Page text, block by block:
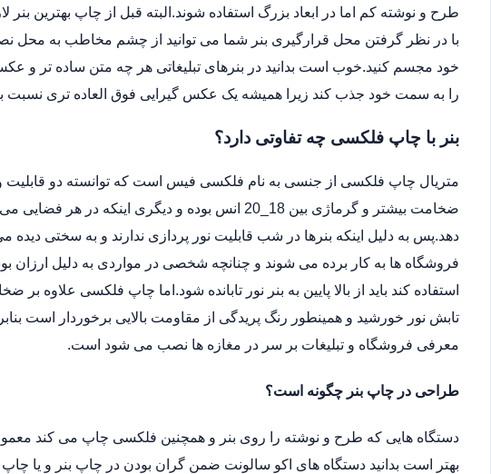
طرح و نوشته کم اما در ابعاد بزرگ استفاده شوند.البته قبل از چاپ بهترین
با در نظر گرفتن محل قرارگیری بنر شما می توانید از چشم مخاطب به محل نصب
خود مجسم کنید.خوب است بدانید در بنرهای تبلیغاتی هر چه متن ساده تر و
را به سمت خود جذب کند زیرا همیشه یک عکس گیرایی فوق العاده تری نسبت
بنر با چاپ فلکسی چه تفاوتی دارد؟
متریال چاپ فلکسی از جنسی به نام فلکسی فیس است که توانسته دو قابلیت
ضخامت بیشتر و گرماژی بین 18_20 انس بوده و دیگری
دهد.پس به دلیل اینکه بنرها در شب قابلیت نور پردازی ندارند و به سختی دیده
فروشگاه ها به کار برده می شوند و چنانچه شخصی در مواردی به دلیل ارزان
استفاده کند باید از بالا پایین به بنر نور تابانده شود.اما چاپ فلکسی علاوه بر
تابش نور خورشید و همینطور رنگ پریدگی از مقاومت بالایی برخوردار است
معرفی فروشگاه و تبلیغات بر سر در مغازه ها نصب می شود است.
طراحی در چاپ بنر چگونه است؟
دستگاه هایی که طرح و نوشته را روی بنر و همچنین فلکسی چاپ می کند
بهتر است بدانید دستگاه های اکو سالونت ضمن گران بودن در چاپ بنر و یا